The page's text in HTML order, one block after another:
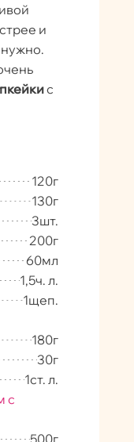
и
с
120г
130г
3шт.
200г
60мл
1,5ч. л.
1щеп.
180г
30г
1ст. л.
с
500г